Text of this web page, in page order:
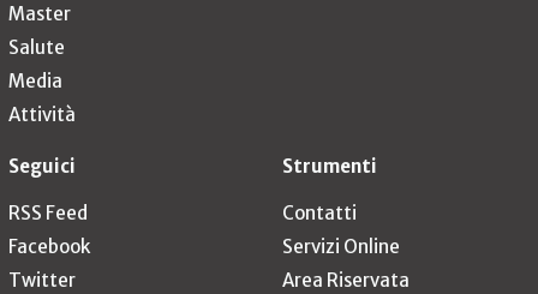
Master
Salute
Media
Attività
Seguici
RSS Feed
Facebook
Twitter
Strumenti
Contatti
Servizi Online
Area Riservata